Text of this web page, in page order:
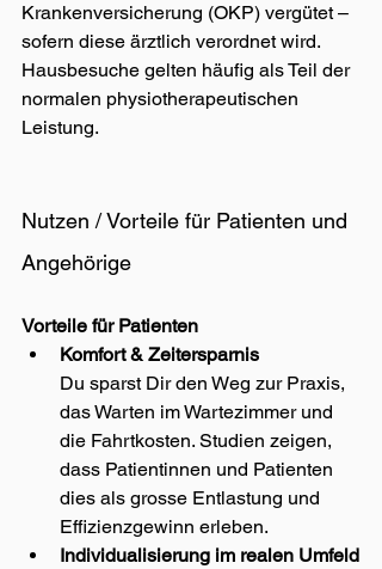
Krankenversicherung (OKP) vergütet –
sofern diese ärztlich verordnet wird.
Hausbesuche gelten häufig als Teil der
normalen physiotherapeutischen
Leistung.
Nutzen / Vorteile für Patienten und
Angehörige
Vorteile für Patienten
Komfort & Zeitersparnis
Du sparst Dir den Weg zur Praxis,
das Warten im Wartezimmer und
die Fahrtkosten. Studien zeigen,
dass Patientinnen und Patienten
dies als grosse Entlastung und
Effizienzgewinn erleben.
Individualisierung im realen Umfeld